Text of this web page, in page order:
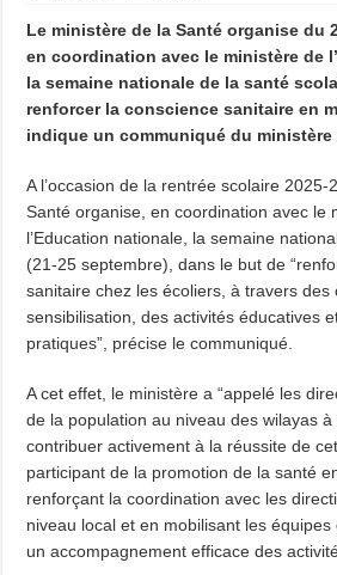
Le ministère de la Santé organise du
en coordination avec le ministère de
la semaine nationale de la santé
renforcer la conscience sanitaire en
indique un communiqué du ministère
A l’occasion de la rentrée scolaire
Santé organise, en coordination avec le
l’Education nationale, la semaine
(21-25 septembre), dans le but de
sanitaire chez les écoliers, à travers des
sensibilisation, des activités éducatives
pratiques”, précise le communiqué.
A cet effet, le ministère a “appelé les
de la population au niveau des wilayas
contribuer activement à la réussite de
participant de la promotion de la santé
renforçant la coordination avec les
niveau local et en mobilisant les
un accompagnement efficace des